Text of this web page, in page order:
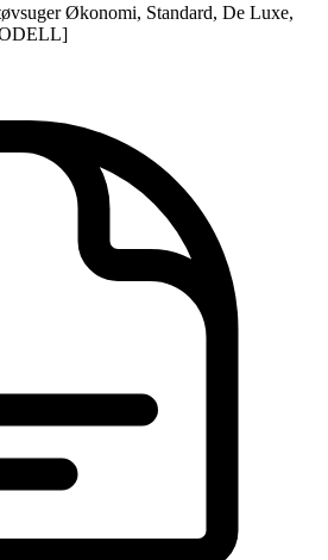
Økonomi, Standard, De Luxe,